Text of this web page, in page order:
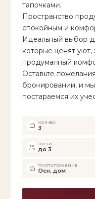
тапочками.
Пространство
спокойным и
Идеальный выбор
которые ценят
продуманный
Оставьте
бронировании, и
постараемся их
КОЛ-ВО
3
ГОСТИ
до 3
РАСПОЛОЖЕНИЕ
Осн. дом